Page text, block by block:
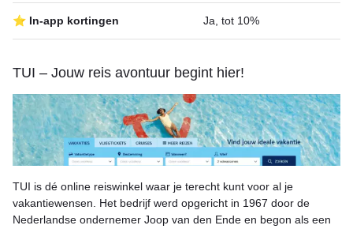
⭐ In-app kortingen Ja, tot 10%
TUI – Jouw reis avontuur begint hier!
TUI is dé online reiswinkel waar je terecht kunt voor al je
vakantiewensen. Het bedrijf werd opgericht in 1967 door de
Nederlandse ondernemer Joop van den Ende en begon als een